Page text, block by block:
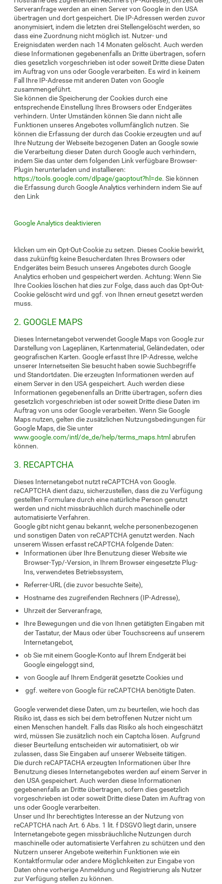
Serveranfrage werden an einen Server von Google in den USA
übertragen und dort gespeichert. Die IP-Adressen werden zuvor
anonymisiert, indem die letzten drei Stellengelöscht werden, so
dass eine Zuordnung nicht möglich ist. Nutzer- und
Ereignisdaten werden nach 14 Monaten gelöscht. Auch werden
diese Informationen gegebenenfalls an Dritte übertragen, sofern
dies gesetzlich vorgeschrieben ist oder soweit Dritte diese Daten
im Auftrag von uns oder Google verarbeiten. Es wird in keinem
Fall Ihre IP-Adresse mit anderen Daten von Google
zusammengeführt.
Sie können die Speicherung der Cookies durch eine
entsprechende Einstellung Ihres Browsers oder Endgerätes
verhindern. Unter Umständen können Sie dann nicht alle
Funktionen unseres Angebotes vollumfänglich nutzen. Sie
können die Erfassung der durch das Cookie erzeugten und auf
Ihre Nutzung der Webseite bezogenen Daten an Google sowie
die Verarbeitung dieser Daten durch Google auch verhindern,
indem Sie das unter dem folgenden Link verfügbare Browser-
Plugin herunterladen und installieren:
https://tools.google.com/dlpage/gaoptout?hl=de. Sie können
die Erfassung durch Google Analytics verhindern indem Sie auf
den Link
Google Analytics deaktivieren
klicken um ein Opt-Out-Cookie zu setzen. Dieses Cookie bewirkt,
dass zukünftig keine Besucherdaten Ihres Browsers oder
Endgerätes beim Besuch unseres Angebotes durch Google
Analytics erhoben und gespeichert werden. Achtung: Wenn Sie
Ihre Cookies löschen hat dies zur Folge, dass auch das Opt-Out-
Cookie gelöscht wird und ggf. von Ihnen erneut gesetzt werden
muss.
2. GOOGLE MAPS
Dieses Internetangebot verwendet Google Maps von Google zur
Darstellung von Lageplänen, Kartenmaterial, Geländedaten, oder
geografischen Karten. Google erfasst Ihre IP-Adresse, welche
unserer Internetseiten Sie besucht haben sowie Suchbegriffe
und Standortdaten. Die erzeugten Informationen werden auf
einem Server in den USA gespeichert. Auch werden diese
Informationen gegebenenfalls an Dritte übertragen, sofern dies
gesetzlich vorgeschrieben ist oder soweit Dritte diese Daten im
Auftrag von uns oder Google verarbeiten. Wenn Sie Google
Maps nutzen, gelten die zusätzlichen Nutzungsbedingungen für
Google Maps, die Sie unter
www.google.com/intl/de_de/help/terms_maps.htmlabrufen
können.
3. RECAPTCHA
Dieses Internetangebot nutzt reCAPTCHA von Google.
reCAPTCHA dient dazu, sicherzustellen, dass die zu Verfügung
gestellten Formulare durch eine natürliche Person genutzt
werden und nicht missbräuchlich durch maschinelle oder
automatisierte Verfahren.
Google gibt nicht genau bekannt, welche personenbezogenen
und sonstigen Daten von reCAPTCHA genutzt werden. Nach
unserem Wissen erfasst reCAPTCHA folgende Daten:
Informationen über Ihre Benutzung dieser Website wie
Browser-Typ/-Version, in Ihrem Browser eingesetzte Plug-
Ins, verwendetes Betriebssystem,
Referrer-URL (die zuvor besuchte Seite),
Hostname des zugreifenden Rechners (IP-Adresse),
Uhrzeit der Serveranfrage,
Ihre Bewegungen und die von Ihnen getätigten Eingaben mit
der Tastatur, der Maus oder über Touchscreens auf unserem
Internetangebot,
ob Sie mit einem Google-Konto auf Ihrem Endgerät bei
Google eingeloggt sind,
von Google auf Ihrem Endgerät gesetzte Cookies und
ggf. weitere von Google für reCAPTCHA benötigte Daten.
Google verwendet diese Daten, um zu beurteilen, wie hoch das
Risiko ist, dass es sich bei dem betroffenen Nutzer nicht um
einen Menschen handelt. Falls das Risiko als hoch eingeschätzt
wird, müssen Sie zusätzlich noch ein Captcha lösen. Aufgrund
dieser Beurteilung entscheiden wir automatisiert, ob wir
zulassen, dass Sie Eingaben auf unserer Webseite tätigen.
Die durch reCAPTACHA erzeugten Informationen über Ihre
Benutzung dieses Internetangebotes werden auf einem Server in
den USA gespeichert. Auch werden diese Informationen
gegebenenfalls an Dritte übertragen, sofern dies gesetzlich
vorgeschrieben ist oder soweit Dritte diese Daten im Auftrag von
uns oder Google verarbeiten.
Unser und Ihr berechtigtes Interesse an der Nutzung von
reCAPTCHA nach Art. 6 Abs. 1 lit. f DSGVO liegt darin, unsere
Internetangebote gegen missbräuchliche Nutzungen durch
maschinelle oder automatisierte Verfahren zu schützen und den
Nutzern unserer Angebote weiterhin Funktionen wie ein
Kontaktformular oder andere Möglichkeiten zur Eingabe von
Daten ohne vorherige Anmeldung und Registrierung als Nutzer
zur Verfügung stellen zu können.